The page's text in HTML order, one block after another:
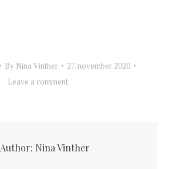
By Nina Vinther
27. november 2020
Leave a comment
Author: Nina Vinther